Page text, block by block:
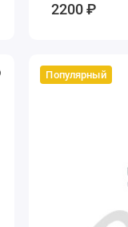
2200 ₽
Популярный